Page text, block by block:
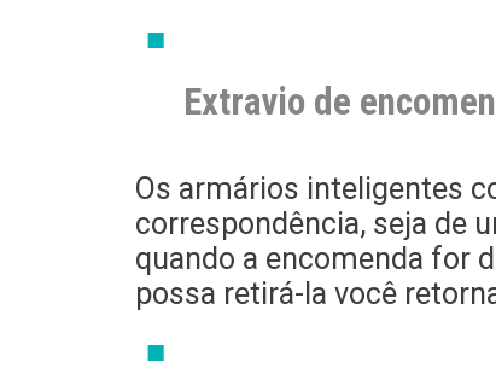
Extravio de
Os armários inteligentes
correspondência, seja de
quando a encomenda for
possa retirá-la você